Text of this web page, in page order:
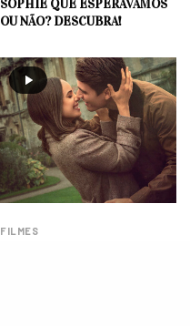
SOPHIE QUE ESPERÁVAMOS
OU NÃO? DESCUBRA!
FILMES